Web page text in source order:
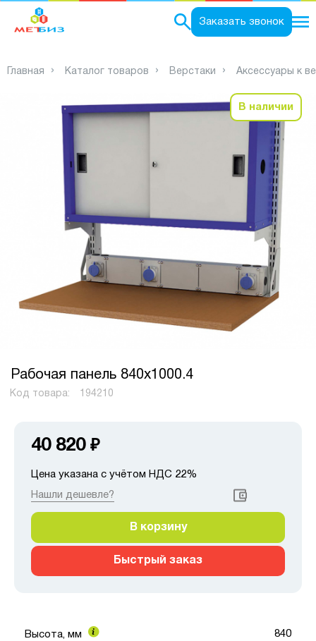
Заказать звонок
Главная Каталог товаров Верстаки Аксессуары к
В наличии
Рабочая панель 840х1000.4
Код товара: 194210
40 820 ₽
Цена указана с учётом НДС 22%
Нашли дешевле?
В корзину
Быстрый заказ
Высота, мм 840